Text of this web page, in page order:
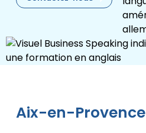
Aix-en-Provence